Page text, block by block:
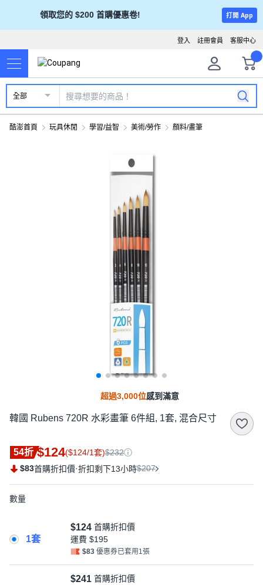
領取您的 $200 首購優惠卷! 打開 App
客服中心
註冊會員
登入
全部
酷澎首頁 玩具休閒 學習/益智 美術/勞作 顏料/畫筆
超過3,000位感到滿意
韓國 Rubens 720R 水彩畫筆 6件組, 1套, 混合尺寸
54折 $124($124/1套)$232
$83首購折扣價·折扣剩下13小時$207
數量
1套
$124 首購折扣價
運費 $195
$83 優惠券已套用1張
$241 首購折扣價